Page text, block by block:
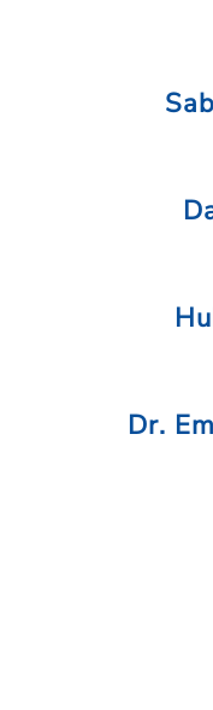
Dr.